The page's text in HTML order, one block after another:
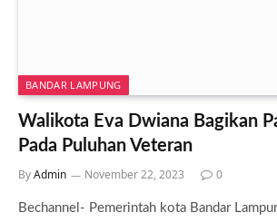
BANDAR LAMPUNG
Walikota Eva Dwiana Bagikan
Pada Puluhan Veteran
ByAdmin November 22, 2023 0
Bechannel- Pemerintah kota Bandar